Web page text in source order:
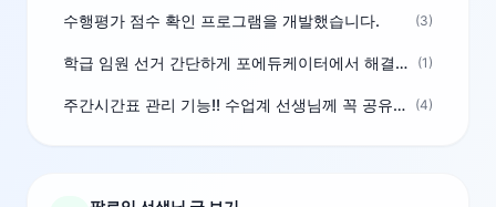
수행평가 점수 확인 프로그램을 개발했습니다. (3)
학급 임원 선거 간단하게 포에듀케이터에서 해결하세요! (1)
주간시간표 관리 기능!! 수업계 선생님께 꼭 공유해주세요 (4)